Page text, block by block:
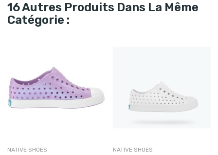
16 Autres Produits Dans La Même
Catégorie :
NATIVE SHOES NATIVE SHOES